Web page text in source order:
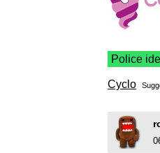
Police
Cyclo